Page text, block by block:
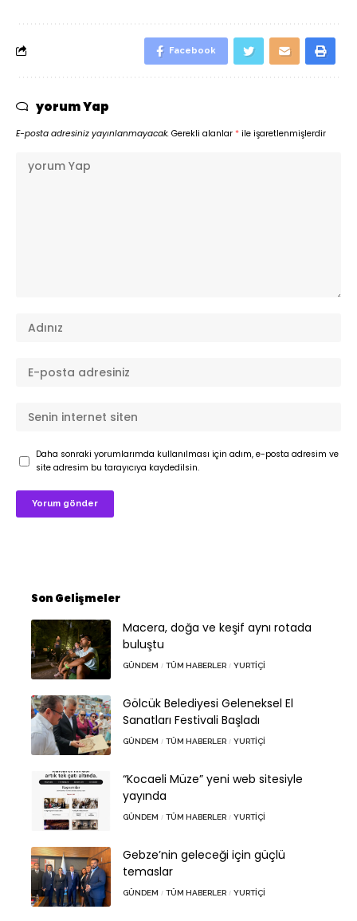
Facebook
yorum Yap
E-posta adresiniz yayınlanmayacak. Gerekli alanlar * ile işaretlenmişlerdir
Daha sonraki yorumlarımda kullanılması için adım, e-posta adresim ve
site adresim bu tarayıcıya kaydedilsin.
Son Gelişmeler
Macera, doğa ve keşif aynı rotada
buluştu
GÜNDEM TÜM HABERLER YURTIÇI
Gölcük Belediyesi Geleneksel El
Sanatları Festivali Başladı
GÜNDEM TÜM HABERLER YURTIÇI
“Kocaeli Müze” yeni web sitesiyle
yayında
GÜNDEM TÜM HABERLER YURTIÇI
Gebze’nin geleceği için güçlü
temaslar
GÜNDEM TÜM HABERLER YURTIÇI